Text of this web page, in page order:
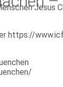
Jesus
https://